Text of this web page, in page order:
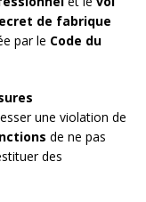
de fabrique
par le Code du
une violation de
de ne pas
des